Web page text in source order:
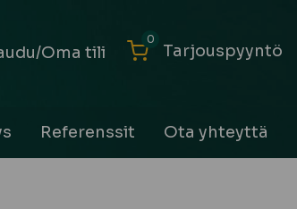
Oma tili Tarjouspyyntö
0
Referenssit Ota yhteyttä